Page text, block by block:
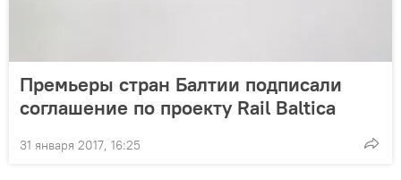
Премьеры стран Балтии подписали
соглашение по проекту Rail Baltica
31 января 2017, 16:25